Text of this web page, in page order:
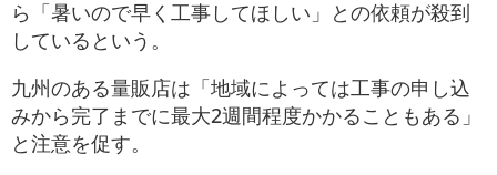
ら「暑いので早く工事してほしい」との依頼が殺到
しているという。
九州のある量販店は「地域によっては工事の申し込
みから完了までに最大2週間程度かかることもある」
と注意を促す。